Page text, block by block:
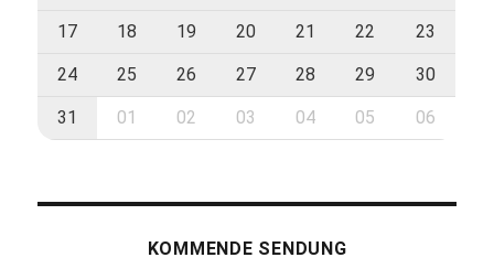
17 18 19 20 21 22 23
24 25 26 27 28 29 30
31 01 02 03 04 05 06
KOMMENDE SENDUNG